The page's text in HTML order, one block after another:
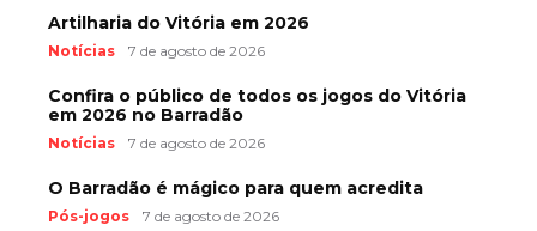
Artilharia do Vitória em 2026
Notícias 7 de agosto de 2026
Confira o público de todos os jogos do Vitória
em 2026 no Barradão
Notícias 7 de agosto de 2026
O Barradão é mágico para quem acredita
Pós-jogos 7 de agosto de 2026